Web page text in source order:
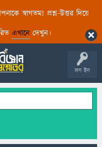
স্বাগতম! প্রশ্ন-উত্তর দিয়ে
এখানেদেখুন।
লগ ইন